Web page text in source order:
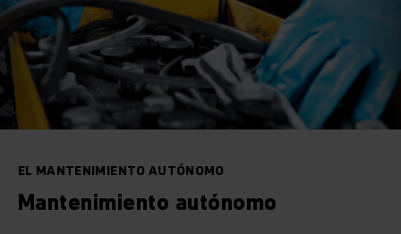
EL MANTENIMIENTO AUTÓNOMO
Mantenimiento autónomo